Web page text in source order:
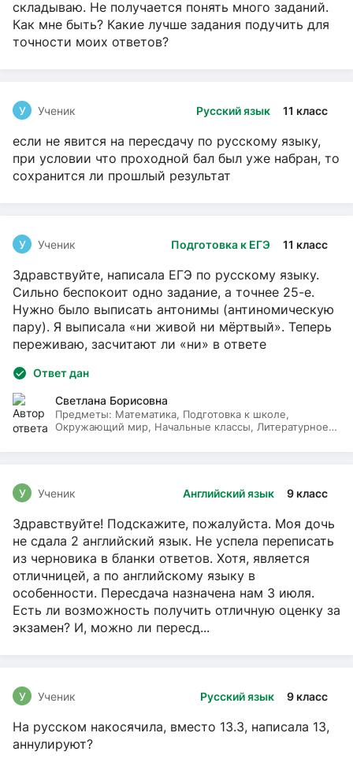
складываю. Не получается понять много заданий.
Как мне быть? Какие лучше задания подучить для
точности моих ответов?
Русский язык 11 класс
У Ученик
если не явится на пересдачу по русскому языку,
при условии что проходной бал был уже набран, то
сохранится ли прошлый результат
Подготовка к ЕГЭ 11 класс
У Ученик
Здравствуйте, написала ЕГЭ по русскому языку.
Сильно беспокоит одно задание, а точнее 25-е.
Нужно было выписать антонимы (антиномическую
пару). Я выписала «ни живой ни мёртвый». Теперь
переживаю, засчитают ли «ни» в ответе
Ответ дан
Светлана Борисовна
Предметы: Математика, Подготовка к школе,
Окружающий мир, Начальные классы, Литературное
Английский язык 9 класс
У Ученик
Здравствуйте! Подскажите, пожалуйста. Моя дочь
не сдала 2 английский язык. Не успела переписать
из черновика в бланки ответов. Хотя, является
отличницей, а по английскому языку в
особенности. Пересдача назначена нам 3 июля.
Есть ли возможность получить отличную оценку за
экзамен? И, можно ли пересд...
Русский язык 9 класс
У Ученик
На русском накосячила, вместо 13.3, написала 13,
аннулируют?